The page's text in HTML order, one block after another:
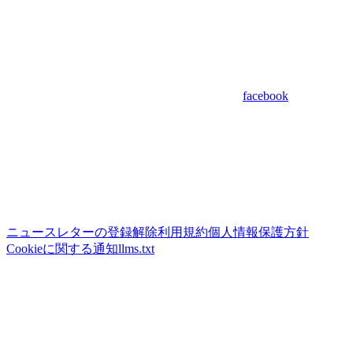
facebook
ニュースレターの登録解除利用規約個人情報保護方針
Cookieに関する通知llms.txt